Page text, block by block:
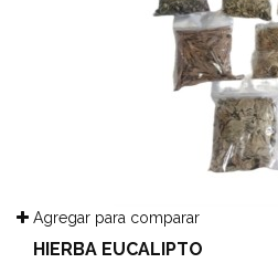
Agregar para comparar
HIERBA EUCALIPTO